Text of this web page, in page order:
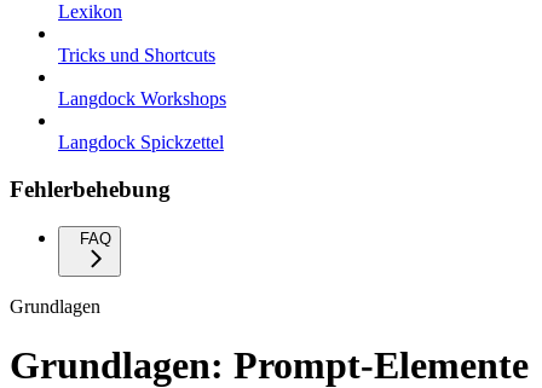
Lexikon
Tricks und Shortcuts
Langdock Workshops
Langdock Spickzettel
Fehlerbehebung
FAQ
Grundlagen
Grundlagen: Prompt-Elemente